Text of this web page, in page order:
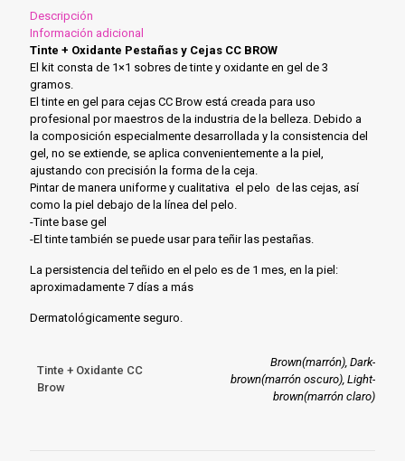
Descripción
Información adicional
Tinte + Oxidante Pestañas y Cejas CC BROW
El kit consta de 1×1 sobres de tinte y oxidante en gel de 3
gramos.
El tinte en gel para cejas CC Brow está creada para uso
profesional por maestros de la industria de la belleza. Debido a
la composición especialmente desarrollada y la consistencia del
gel, no se extiende, se aplica convenientemente a la piel,
ajustando con precisión la forma de la ceja.
Pintar de manera uniforme y cualitativa el pelo de las cejas, así
como la piel debajo de la línea del pelo.
-Tinte base gel
-El tinte también se puede usar para teñir las pestañas.
La persistencia del teñido en el pelo es de 1 mes, en la piel:
aproximadamente 7 días a más
Dermatológicamente seguro.
Tinte + Oxidante CC
Brow
Brown(marrón), Dark-
brown(marrón oscuro), Light-
brown(marrón claro)